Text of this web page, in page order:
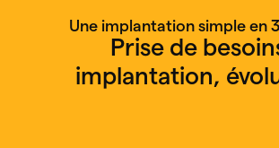
Une implantation simple en
Prise de
implantation,